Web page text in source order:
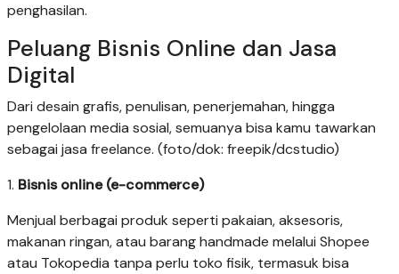
penghasilan.
Peluang Bisnis Online dan Jasa
Digital
Dari desain grafis, penulisan, penerjemahan, hingga
pengelolaan media sosial, semuanya bisa kamu tawarkan
sebagai jasa freelance. (foto/dok: freepik/dcstudio)
1. Bisnis online (e-commerce)
Menjual berbagai produk seperti pakaian, aksesoris,
makanan ringan, atau barang handmade melalui Shopee
atau Tokopedia tanpa perlu toko fisik, termasuk bisa